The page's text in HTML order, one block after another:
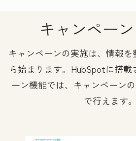
キャンペー
キャンペーンの実施は、情報
ら始まります。HubSpotに搭
ーン機能では、キャンペーン
で行えます。